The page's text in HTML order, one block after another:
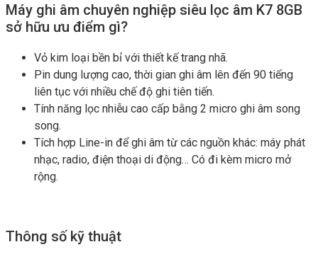
Máy ghi âm chuyên nghiệp siêu lọc âm K7 8GB
sở hữu ưu điểm gì?
Vỏ kim loại bền bỉ với thiết kế trang nhã.
Pin dung lượng cao, thời gian ghi âm lên đến 90 tiếng
liên tục với nhiều chế độ ghi tiên tiến.
Tính năng lọc nhiễu cao cấp bằng 2 micro ghi âm song
song.
Tích hợp Line-in để ghi âm từ các nguồn khác: máy phát
nhạc, radio, điện thoại di động… Có đi kèm micro mở
rộng.
Thông số kỹ thuật